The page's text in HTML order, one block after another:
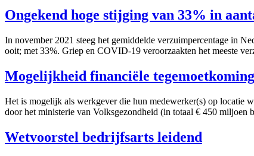
Ongekend hoge stijging van 33% in
In november 2021 steeg het gemiddelde verzuimpercentage in
ooit; met 33%. Griep en COVID-19 veroorzaakten het meeste
Mogelijkheid financiële
Het is mogelijk als werkgever die hun medewerker(s) op locatie
door het ministerie van Volksgezondheid (in totaal € 450
Wetvoorstel bedrijfsarts leidend